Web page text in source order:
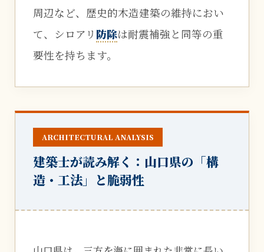
周辺など、歴史的木造建築の維持におい
て、シロアリ 防除は耐震補強と同等の重
要性を持ちます。
ARCHITECTURAL ANALYSIS
建築士が読み解く：山口県の「構
造・工法」と脆弱性